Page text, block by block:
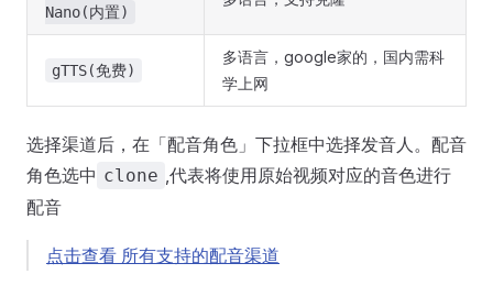
Nano(内置)
gTTS(免费)
多语言，google家的，国内需科
学上网
选择渠道后，在「配音角色」下拉框中选择发音人。配音
角色选中 clone ,代表将使用原始视频对应的音色进行
配音
点击查看 所有支持的配音渠道